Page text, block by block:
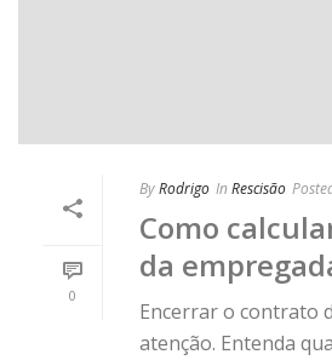
0
ByRodrigo In Rescisão
Como
da
Encerrar o contrato
atenção. Entenda